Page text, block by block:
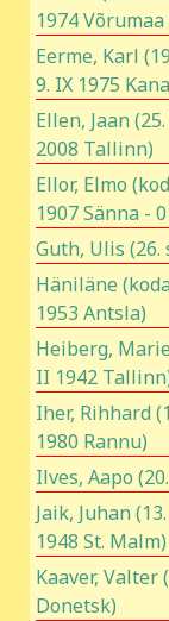
1974
Eerme, Karl
9. IX 1975
Ellen, Jaan
2008 Tallinn)
Ellor, Elmo
1907 Sänna -
Guth, Ulis (26.
Häniläne
1953 Antsla)
Heiberg,
II 1942
Iher, Rihhard
1980 Rannu)
Ilves, Aapo
Jaik, Juhan
1948 St. Malm)
Kaaver, Valter
Donetsk)